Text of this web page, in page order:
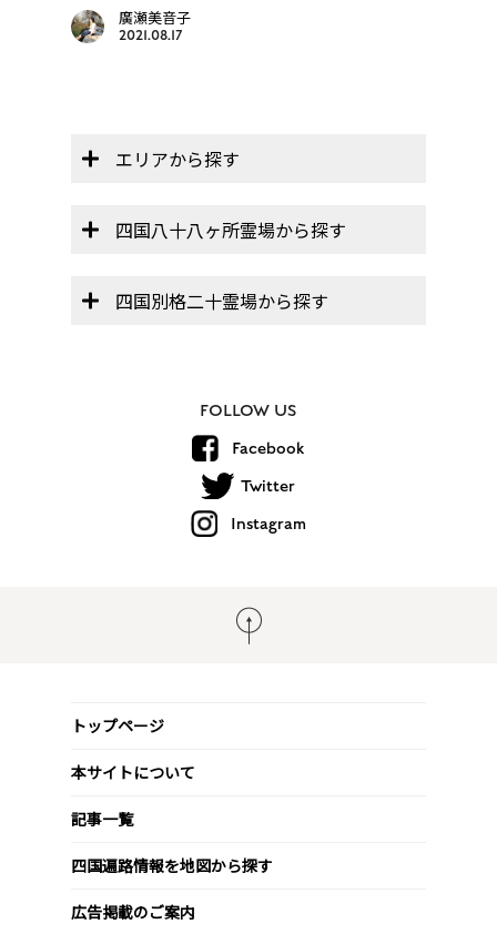
廣瀬美音子
2021.08.17
エリアから探す
四国八十八ヶ所霊場から探す
四国別格二十霊場から探す
FOLLOW US
Facebook
Twitter
Instagram
トップページ
本サイトについて
記事一覧
四国遍路情報を地図から探す
広告掲載のご案内